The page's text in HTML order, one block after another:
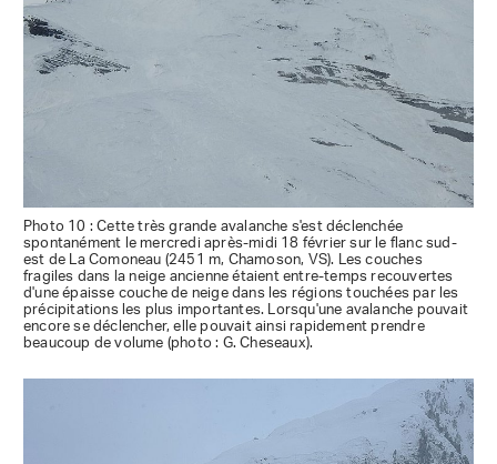
Photo 10 : Cette très grande avalanche s'est déclenchée
spontanément le mercredi après-midi 18 février sur le flanc sud-
est de La Comoneau (2451 m, Chamoson, VS). Les couches
fragiles dans la neige ancienne étaient entre-temps recouvertes
d'une épaisse couche de neige dans les régions touchées par les
précipitations les plus importantes. Lorsqu'une avalanche pouvait
encore se déclencher, elle pouvait ainsi rapidement prendre
beaucoup de volume (photo : G. Cheseaux).